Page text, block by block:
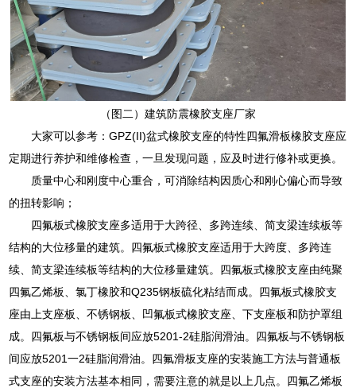
（图二）建筑防震橡胶支座厂家
大家可以参考：GPZ(II)盆式橡胶支座的特性四氟滑板橡胶支座应
定期进行养护和维修检查，一旦发现问题，应及时进行修补或更换。
质量中心和刚度中心重合，可消除结构因质心和刚心偏心而导致
的扭转影响；
四氟板式橡胶支座多适用于大跨径、多跨连续、简支梁连续板等
结构的大位移量的建筑。四氟板式橡胶支座适用于大跨度、多跨连
续、简支梁连续板等结构的大位移量建筑。四氟板式橡胶支座由纯聚
四氟乙烯板、氯丁橡胶和Q235钢板硫化粘结而成。四氟板式橡胶支
座由上支座板、不锈钢板、凹氟板式橡胶支座、下支座板和防护罩组
成。四氟板与不锈钢板间应放5201-2硅脂润滑油。四氟板与不锈钢板
间应放5201一2硅脂润滑油。四氟滑板支座的安装施工方法与普通板
式支座的安装方法基本相同，需要注意的就是以上几点。四氟乙烯板